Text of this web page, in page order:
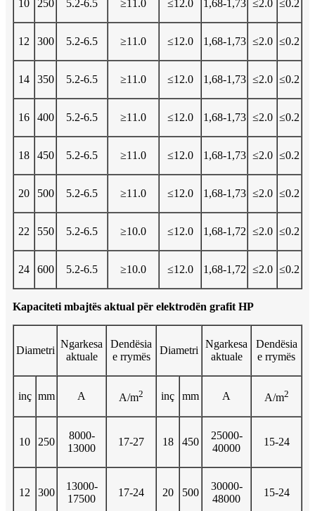
10 250 5.2-6.5 ≥11.0 ≤12.0 1,68-1,73 ≤2.0 ≤0.2
12 300 5.2-6.5 ≥11.0 ≤12.0 1,68-1,73 ≤2.0 ≤0.2
14 350 5.2-6.5 ≥11.0 ≤12.0 1,68-1,73 ≤2.0 ≤0.2
16 400 5.2-6.5 ≥11.0 ≤12.0 1,68-1,73 ≤2.0 ≤0.2
18 450 5.2-6.5 ≥11.0 ≤12.0 1,68-1,73 ≤2.0 ≤0.2
20 500 5.2-6.5 ≥11.0 ≤12.0 1,68-1,73 ≤2.0 ≤0.2
22 550 5.2-6.5 ≥10.0 ≤12.0 1,68-1,72 ≤2.0 ≤0.2
24 600 5.2-6.5 ≥10.0 ≤12.0 1,68-1,72 ≤2.0 ≤0.2
Kapaciteti mbajtës aktual për elektrodën grafit HP
Diametri
Ngarkesa
aktuale
Dendësia
e rrymës
Diametri
Ngarkesa
aktuale
Dendësia
e rrymës
inç mm A A/m2 inç mm A A/m2
10 250
8000-
13000
17-27 18 450
25000-
40000
15-24
12 300
13000-
17500
17-24 20 500
30000-
48000
15-24